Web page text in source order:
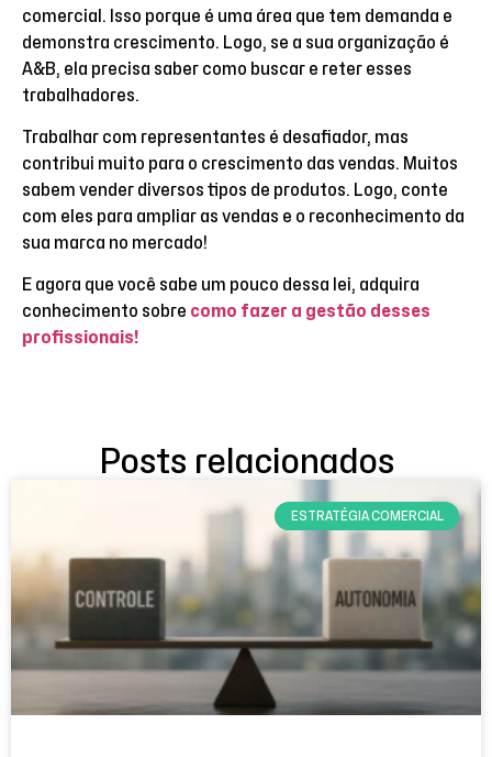
comercial. Isso porque é uma área que tem demanda e
demonstra crescimento. Logo, se a sua organização é
A&B, ela precisa saber como buscar e reter esses
trabalhadores.
Trabalhar com representantes é desafiador, mas
contribui muito para o crescimento das vendas. Muitos
sabem vender diversos tipos de produtos. Logo, conte
com eles para ampliar as vendas e o reconhecimento da
sua marca no mercado!
E agora que você sabe um pouco dessa lei, adquira
conhecimento sobre como fazer a gestão desses
profissionais!
Posts relacionados
ESTRATÉGIA COMERCIAL